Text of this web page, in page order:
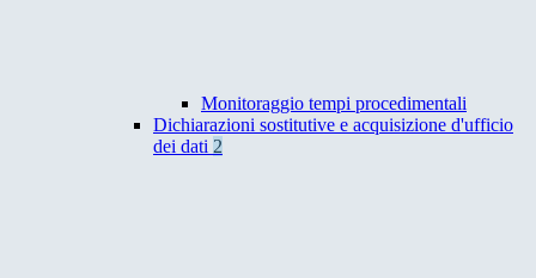
Monitoraggio tempi procedimentali
Dichiarazioni sostitutive e acquisizione d'ufficio
dei dati 2